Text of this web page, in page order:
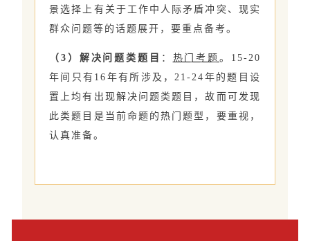
景选择上有关于工作中人际矛盾冲突、现实
群众问题等的话题展开，要重点备考。
（3）解决问题类题目 ： 热门考题 。15-20
年间只有16年有所涉及，21-24年的题目设
置上均有出现解决问题类题目，故而可发现
此类题目是当前命题的热门题型，要重视，
认真准备。